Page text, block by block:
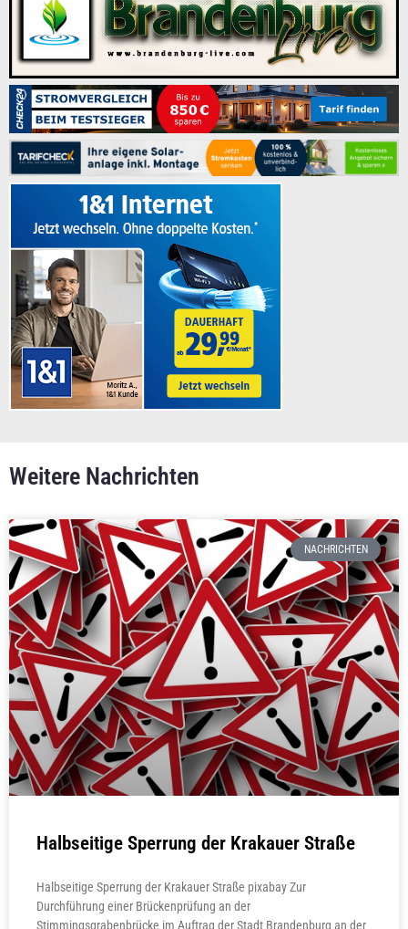
Weitere Nachrichten
NACHRICHTEN
Halbseitige Sperrung der Krakauer Straße
Halbseitige Sperrung der Krakauer Straße pixabay Zur
Durchführung einer Brückenprüfung an der
Stimmingsgrabenbrücke im Auftrag der Stadt Brandenburg an der